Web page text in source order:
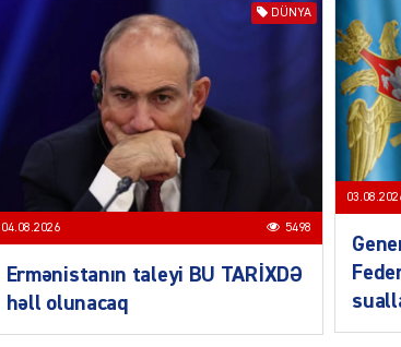
DÜNYA
04.08.2026 5498
Ermənistanın taleyi BU TARİXDƏ
həll olunacaq